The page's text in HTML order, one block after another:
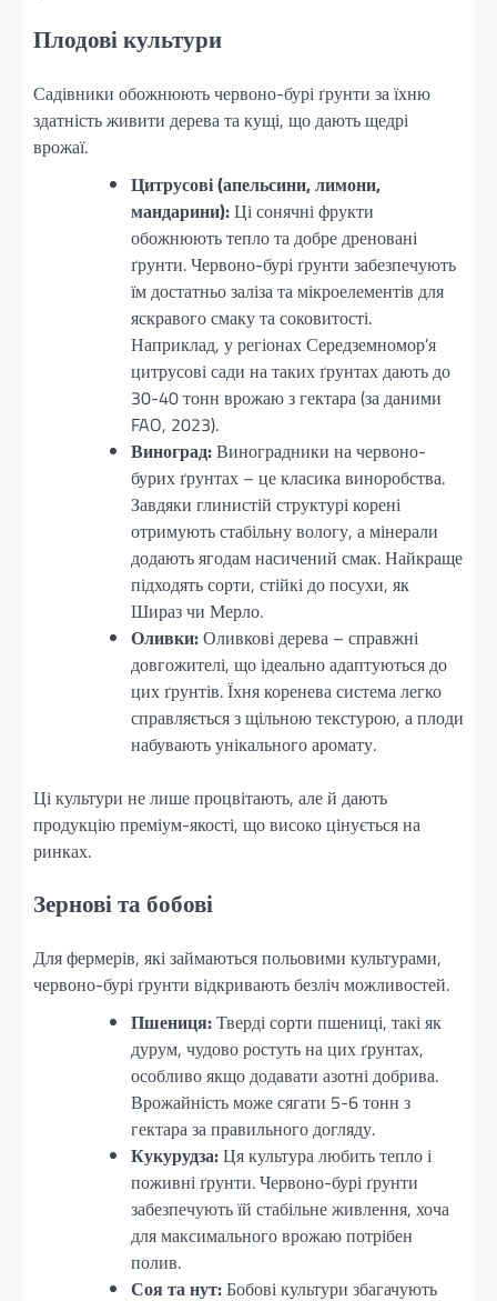
Плодові культури
Садівники обожнюють червоно-бурі ґрунти за їхню
здатність живити дерева та кущі, що дають щедрі
врожаї.
Цитрусові (апельсини, лимони,
мандарини):Ці сонячні фрукти
обожнюють тепло та добре дреновані
ґрунти. Червоно-бурі ґрунти забезпечують
їм достатньо заліза та мікроелементів для
яскравого смаку та соковитості.
Наприклад, у регіонах Середземномор’я
цитрусові сади на таких ґрунтах дають до
30-40 тонн врожаю з гектара (за даними
FAO, 2023).
Виноград:Виноградники на червоно-
бурих ґрунтах – це класика виноробства.
Завдяки глинистій структурі корені
отримують стабільну вологу, а мінерали
додають ягодам насичений смак. Найкраще
підходять сорти, стійкі до посухи, як
Шираз чи Мерло.
Оливки:Оливкові дерева – справжні
довгожителі, що ідеально адаптуються до
цих ґрунтів. Їхня коренева система легко
справляється з щільною текстурою, а плоди
набувають унікального аромату.
Ці культури не лише процвітають, але й дають
продукцію преміум-якості, що високо цінується на
ринках.
Зернові та бобові
Для фермерів, які займаються польовими культурами,
червоно-бурі ґрунти відкривають безліч можливостей.
Пшениця:Тверді сорти пшениці, такі як
дурум, чудово ростуть на цих ґрунтах,
особливо якщо додавати азотні добрива.
Врожайність може сягати 5-6 тонн з
гектара за правильного догляду.
Кукурудза:Ця культура любить тепло і
поживні ґрунти. Червоно-бурі ґрунти
забезпечують їй стабільне живлення, хоча
для максимального врожаю потрібен
полив.
Соя та нут:Бобові культури збагачують